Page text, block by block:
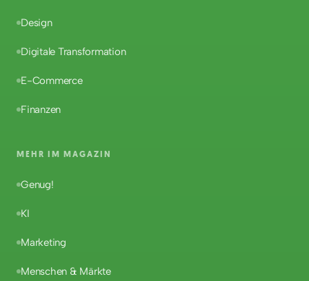
Design
Digitale Transformation
E-Commerce
Finanzen
MEHR IM MAGAZIN
Genug!
KI
Marketing
Menschen & Märkte